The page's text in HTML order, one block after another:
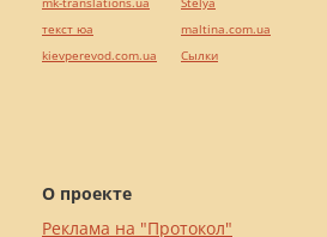
О проекте
Реклама на "Протокол"
текст юа
kievperevod.com.ua
maltina.com.ua
Cылки